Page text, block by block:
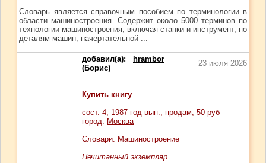
Словарь является справочным пособием по терминологии в
области машиностроения. Содержит около 5000 терминов по
технологии машиностроения, включая станки и инструмент, по
деталям машин, начертательной ...
добавил(а):
hrambor
(Борис)
23 июля 2026
Купить книгу
сост. 4, 1987 год вып., продам, 50 руб
город: Москва
Словари. Машиностроение
Нечитанный экземпляр.